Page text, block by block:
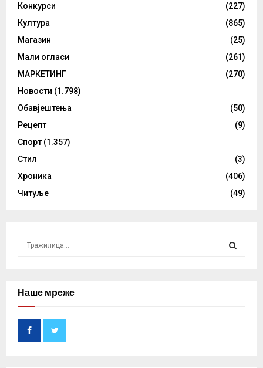
Конкурси
(227)
Култура
(865)
Магазин
(25)
Мали огласи
(261)
МАРКЕТИНГ
(270)
Новости (1.798)
Обавјештења
(50)
Рецепт
(9)
Спорт (1.357)
Стил
(3)
Хроника
(406)
Читуље
(49)
cНаше мреже